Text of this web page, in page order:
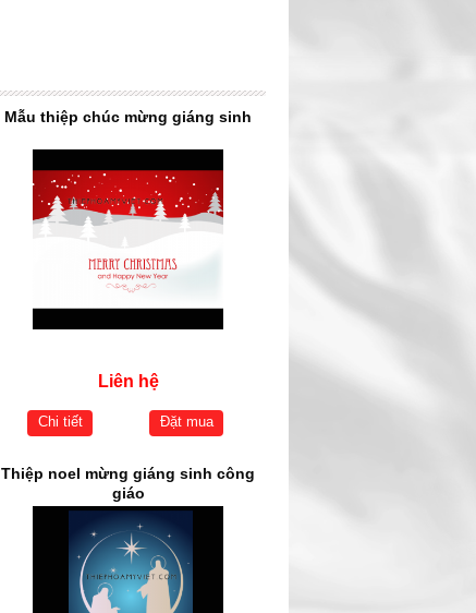
Mẫu thiệp chúc mừng giáng sinh
Liên hệ
Chi tiết Đặt mua
Thiệp noel mừng giáng sinh công
giáo